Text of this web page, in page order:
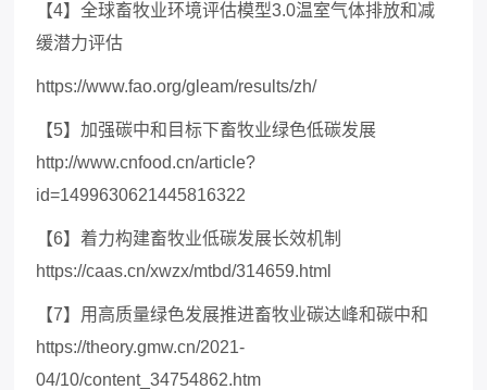
【4】全球畜牧业环境评估模型3.0温室气体排放和减
缓潜力评估
https://www.fao.org/gleam/results/zh/
【5】加强碳中和目标下畜牧业绿色低碳发展
http://www.cnfood.cn/article?
id=1499630621445816322
【6】着力构建畜牧业低碳发展长效机制
https://caas.cn/xwzx/mtbd/314659.html
【7】用高质量绿色发展推进畜牧业碳达峰和碳中和
https://theory.gmw.cn/2021-
04/10/content_34754862.htm